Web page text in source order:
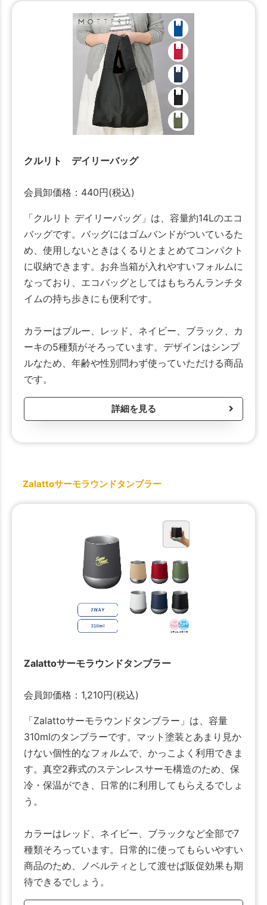
クルリト デイリーバッグ
会員卸価格： 440円(税込)
「クルリト デイリーバッグ」は、容量約14Lのエコ
バッグです。バッグにはゴムバンドがついているた
め、使用しないときはくるりとまとめてコンパクト
に収納できます。お弁当箱が入れやすいフォルムに
なっており、エコバッグとしてはもちろんランチタ
イムの持ち歩きにも便利です。
カラーはブルー、レッド、ネイビー、ブラック、カ
ーキの5種類がそろっています。デザインはシンプ
ルなため、年齢や性別問わず使っていただける商品
です。
詳細を見る
Zalattoサーモラウンドタンブラー
Zalattoサーモラウンドタンブラー
会員卸価格： 1,210円(税込)
「Zalattoサーモラウンドタンブラー」は、容量
310mlのタンブラーです。マット塗装とあまり見か
けない個性的なフォルムで、かっこよく利用できま
す。真空2葬式のステンレスサーモ構造のため、保
冷・保温ができ、日常的に利用してもらえるでしょ
う。
カラーはレッド、ネイビー、ブラックなど全部で7
種類そろっています。日常的に使ってもらいやすい
商品のため、ノベルティとして渡せば販促効果も期
待できるでしょう。